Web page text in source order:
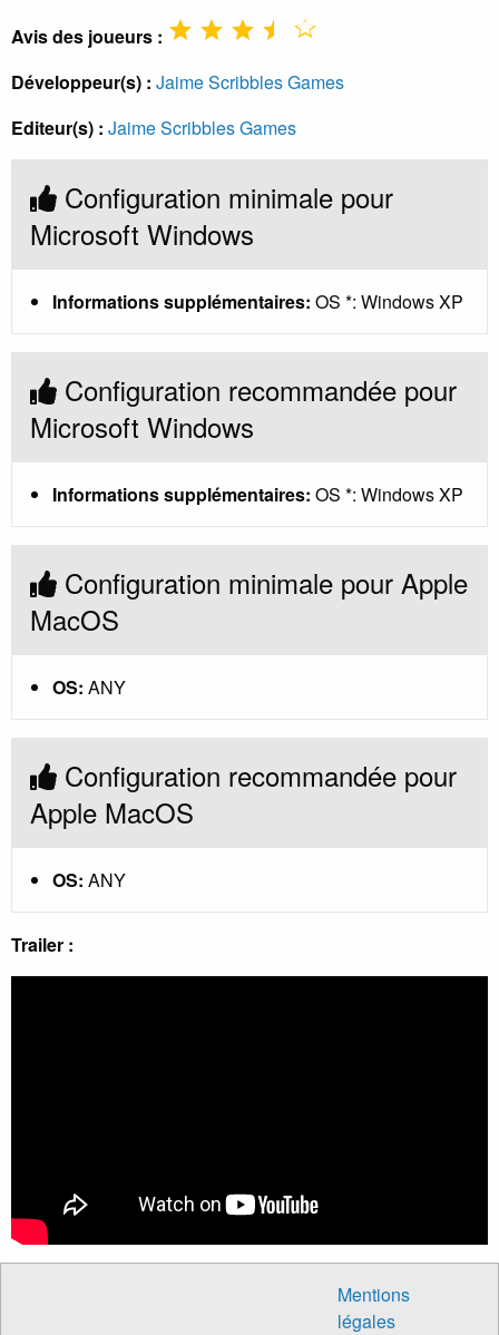
Avis des joueurs :
Développeur(s) : Jaime Scribbles Games
Editeur(s) : Jaime Scribbles Games
Configuration minimale pour
Microsoft Windows
Informations supplémentaires: OS *: Windows XP
Configuration recommandée pour
Microsoft Windows
Informations supplémentaires: OS *: Windows XP
Configuration minimale pour Apple
MacOS
OS: ANY
Configuration recommandée pour
Apple MacOS
OS: ANY
Trailer :
Mentions
légales